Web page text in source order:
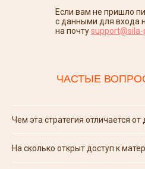
Если вам не пришло
с данными для входа
на почту
ЧАСТЫЕ
Чем эта стратегия отличается от
На сколько открыт доступ к